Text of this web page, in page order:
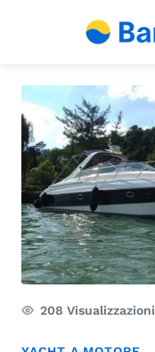
208 Visualizzazioni